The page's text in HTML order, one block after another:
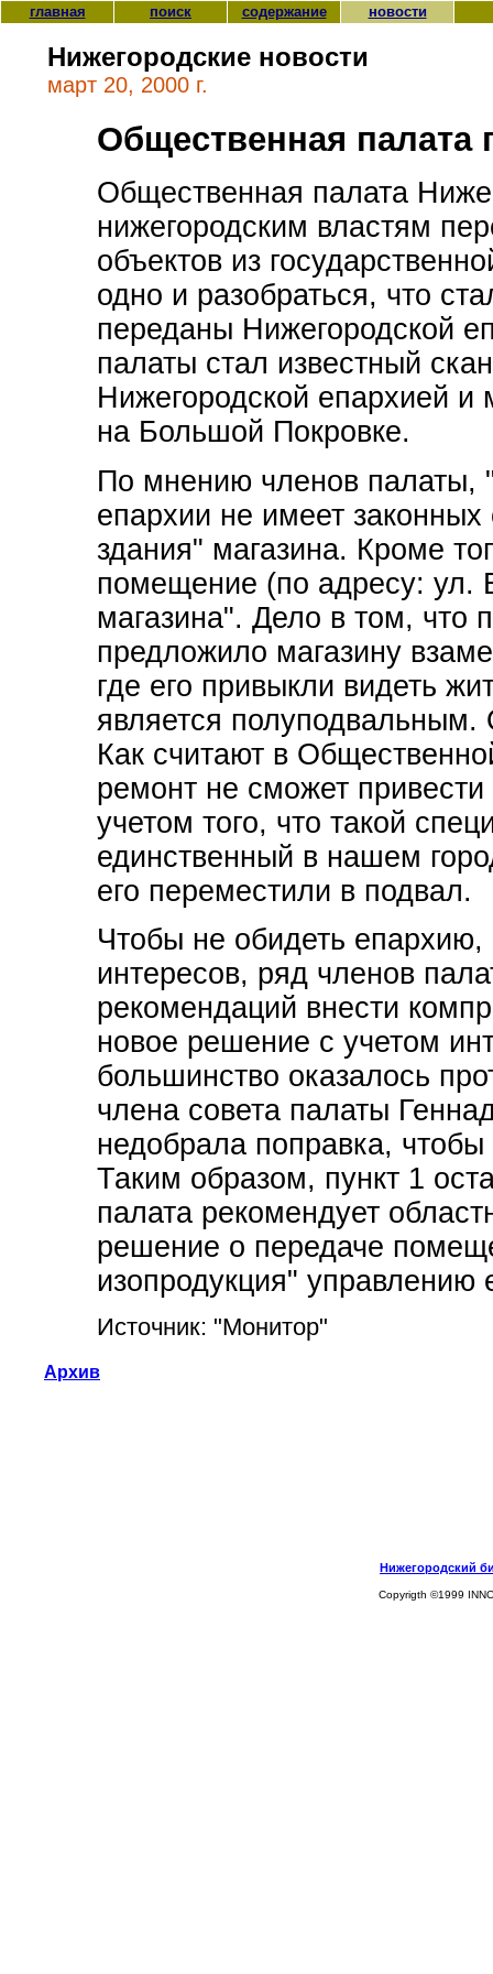
главная поиск содержание новости
Нижегородские новости
март 20, 2000 г.
Общественная палата
Общественная палата
нижегородским властям
объектов из
одно и разобраться, что
переданы Нижегородской
палаты стал известный
Нижегородской епархией и
на Большой Покровке.
По мнению членов палаты,
епархии не имеет законных
здания" магазина. Кроме
помещение (по адресу: ул.
магазина". Дело в том,
предложило магазину
где его привыкли видеть
является полуподвальным.
Как считают в
ремонт не сможет
учетом того, что такой
единственный в нашем
его переместили в подвал.
Чтобы не обидеть
интересов, ряд членов
рекомендаций внести
новое решение с учетом
большинство оказалось
члена совета палаты
недобрала поправка,
Таким образом, пункт 1
палата рекомендует
решение о передаче
изопродукция"
Источник: "Монитор"
Архив
Нижегородский
Copyrigth ©1999